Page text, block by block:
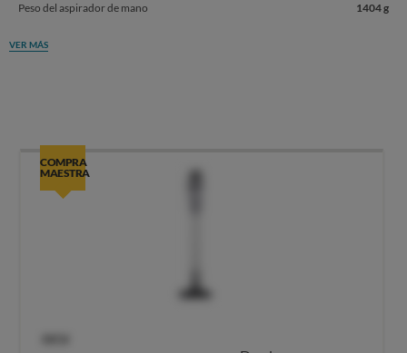
Peso del aspirador de mano 1404 g
VER MÁS
COMPRA
MAESTRA